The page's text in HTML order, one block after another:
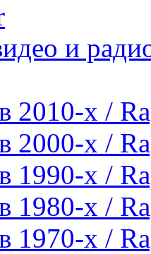
и
2010-х /
2000-х /
1990-х /
1980-х /
1970-х /